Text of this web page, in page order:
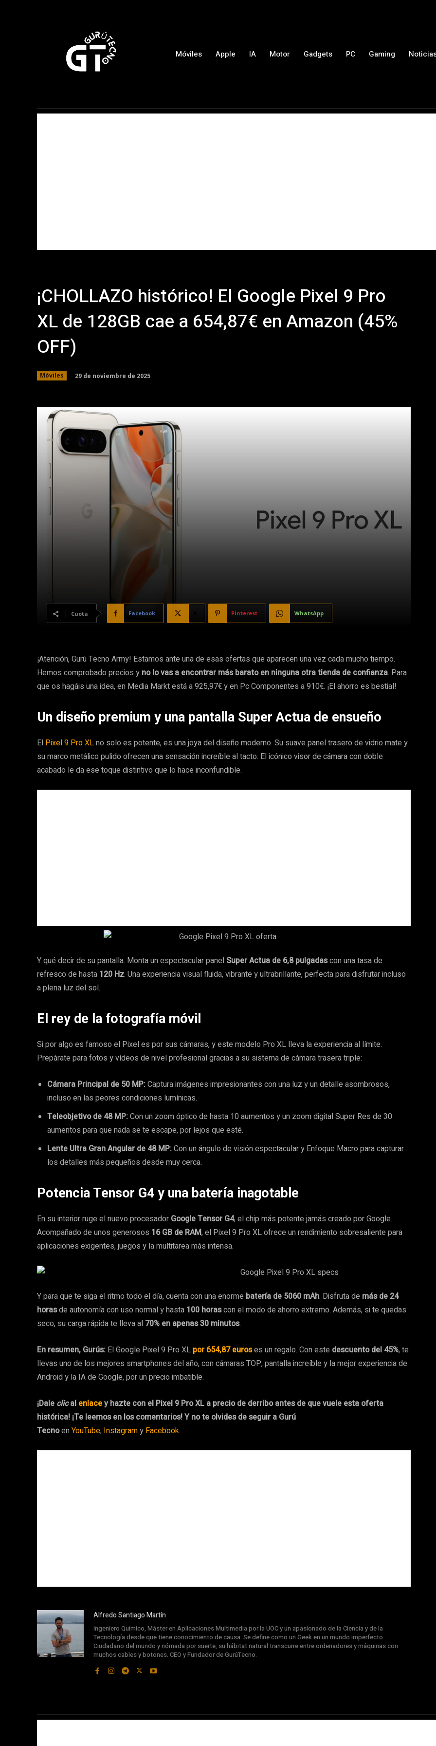
Móviles Apple IA Motor Gadgets PC Gaming
¡CHOLLAZO histórico! El Google Pixel 9 Pro
XL de 128GB cae a 654,87€ en Amazon (45%
OFF)
Móviles 29 de noviembre de 2025
Cuota Facebook Pinterest WhatsApp
¡Atención, Gurú Tecno Army! Estamos ante una de esas ofertas que aparecen una vez cada mucho tiempo.
Hemos comprobado precios y no lo vas a encontrar más barato en ninguna otra tienda de confianza. Para
que os hagáis una idea, en Media Markt está a 925,97€ y en Pc Componentes a 910€. ¡El ahorro es bestial!
Un diseño premium y una pantalla Super Actua de ensueño
El Pixel 9 Pro XLno solo es potente, es una joya del diseño moderno. Su suave panel trasero de vidrio mate y
su marco metálico pulido ofrecen una sensación increíble al tacto. El icónico visor de cámara con doble
acabado le da ese toque distintivo que lo hace inconfundible.
Y qué decir de su pantalla. Monta un espectacular panel Super Actua de 6,8 pulgadascon una tasa de
refresco de hasta 120 Hz. Una experiencia visual fluida, vibrante y ultrabrillante, perfecta para disfrutar incluso
a plena luz del sol.
El rey de la fotografía móvil
Si por algo es famoso el Pixel es por sus cámaras, y este modelo Pro XL lleva la experiencia al límite.
Prepárate para fotos y vídeos de nivel profesional gracias a su sistema de cámara trasera triple:
Cámara Principal de 50 MP:Captura imágenes impresionantes con una luz y un detalle asombrosos,
incluso en las peores condiciones lumínicas.
Teleobjetivo de 48 MP:Con un zoom óptico de hasta 10 aumentos y un zoom digital Super Res de 30
aumentos para que nada se te escape, por lejos que esté.
Lente Ultra Gran Angular de 48 MP:Con un ángulo de visión espectacular y Enfoque Macro para capturar
los detalles más pequeños desde muy cerca.
Potencia Tensor G4 y una batería inagotable
En su interior ruge el nuevo procesador Google Tensor G4, el chip más potente jamás creado por Google.
Acompañado de unos generosos 16 GB de RAM, el Pixel 9 Pro XL ofrece un rendimiento sobresaliente para
aplicaciones exigentes, juegos y la multitarea más intensa.
Y para que te siga el ritmo todo el día, cuenta con una enorme batería de 5060 mAh. Disfruta de más de 24
horasde autonomía con uso normal y hasta 100 horascon el modo de ahorro extremo. Además, si te quedas
seco, su carga rápida te lleva al 70% en apenas 30 minutos.
En resumen, Gurús: El Google Pixel 9 Pro XL por 654,87 euroses un regalo. Con este descuento del 45%, te
llevas uno de los mejores smartphones del año, con cámaras TOP, pantalla increíble y la mejor experiencia de
Android y la IA de Google, por un precio imbatible.
¡Dale clical enlacey hazte con el Pixel 9 Pro XL a precio de derribo antes de que vuele esta oferta
histórica! ¡Te leemos en los comentarios! Y no te olvides de seguir a Gurú
TecnoenYouTube, Instagramy Facebook.
Alfredo Santiago Martín
Ingeniero Químico, Máster en Aplicaciones Multimedia por la UOC y un apasionado de la Ciencia y de la
Tecnología desde que tiene conocimiento de causa. Se define como un Geek en un mundo imperfecto.
Ciudadano del mundo y nómada por suerte, su hábitat natural transcurre entre ordenadores y máquinas con
muchos cables y botones. CEO y Fundador de GurúTecno.